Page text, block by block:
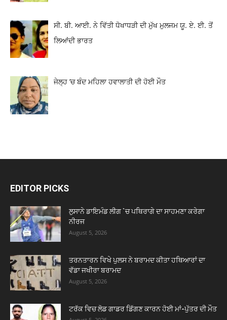
ਸੀ. ਬੀ. ਆਈ. ਨੇ ਵਿੱਤੀ ਧੋਖਾਧੜੀ ਦੀ ਮੁੱਖ ਮੁਲਜਮ ਯੂ. ਏ. ਈ. ਤੋਂ
ਲਿਆਂਦੀ ਭਾਰਤ
ਜੇਲ੍ਹ ’ਚ ਬੰਦ ਮਹਿਲਾ ਹਵਾਲਾਤੀ ਦੀ ਹੋਈ ਮੌਤ
EDITOR PICKS
ਲੁਸਾਨੇ ਡਾਇਮੰਡ ਲੀਗ `ਚ ਪਥਿਰਾਗੇ ਦਾ ਸਾਹਮਣਾ ਕਰੇਗਾ
ਨੀਰਜ
August 5, 2026
ਤਰਨਤਾਰਨ ਵਿਖੇ ਪੁਲਸ ਨੇ ਬਰਾਮਦ ਕੀਤਾ ਹਥਿਆਰਾਂ ਦਾ
ਵੱਡਾ ਜਖੀਰਾ ਬਰਾਮਦ
August 5, 2026
ਟਰੱਕ ਵਿਚ ਲੋਡ ਗਾਡਰ ਡਿੱਗਣ ਕਾਰਨ ਹੋਈ ਮਾਂ-ਪੁੱਤਰ ਦੀ ਮੌਤ